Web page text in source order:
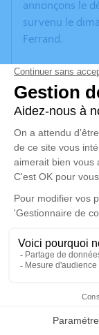
Faire-part
annonçons le
survenu le
Ferrand.
Nous vous
vos
anecdote ou
poèmes ou
d'expression
CHANCIOUX.
disponible ici .
samedi